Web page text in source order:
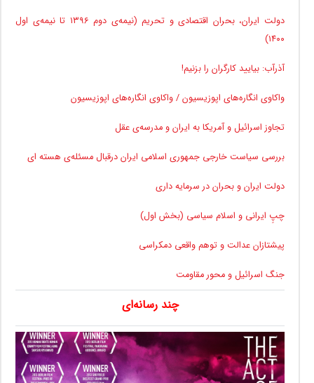
دولت ایران، بحران اقتصادی و تحریم (نیمه‌ی دوم ۱۳۹۶ تا نیمه‌ی اول
۱۴۰۰)
آذرآب: بیایید کارگران را بزنیم!
واکاوی انگاره‌های اپوزیسیون / واکاوی انگاره‌های اپوزیسیون
تجاوز اسرائیل و آمریکا به ایران و مدرسه‌ی عقل
بررسی سیاست خارجی جمهوری اسلامی ایران درقبال مسئله‌ی هسته ای
دولت ایران و بحران در سرمایه داری
چپِ ایرانی و اسلام سیاسی (بخش اول)
پیشتازان عدالت و توهم واقعی دمکراسی
جنگ اسرائیل و محور مقاومت
چند رسانه‌ای